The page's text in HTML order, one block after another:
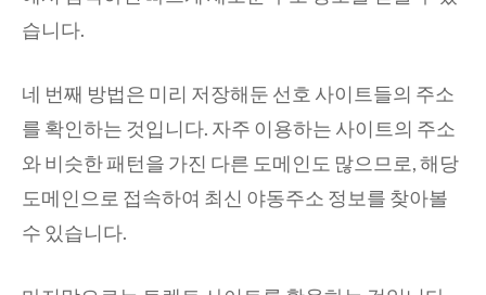
습니다.
네 번째 방법은 미리 저장해둔 선호 사이트들의 주소
를 확인하는 것입니다. 자주 이용하는 사이트의 주소
와 비슷한 패턴을 가진 다른 도메인도 많으므로, 해당
도메인으로 접속하여 최신 야동주소 정보를 찾아볼
수 있습니다.